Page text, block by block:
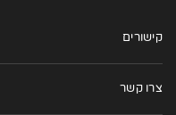
קישורים
צרו קשר